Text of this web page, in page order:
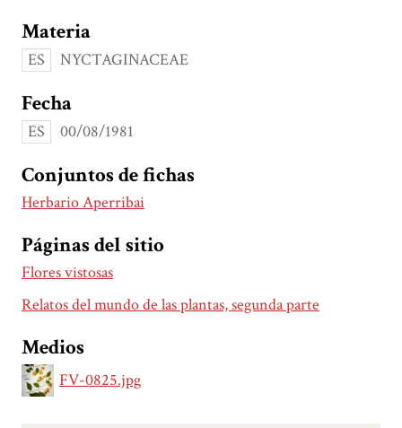
Materia
ES NYCTAGINACEAE
Fecha
ES 00/08/1981
Conjuntos de fichas
Herbario Aperribai
Páginas del sitio
Flores vistosas
Relatos del mundo de las plantas, segunda parte
Medios
FV-0825.jpg